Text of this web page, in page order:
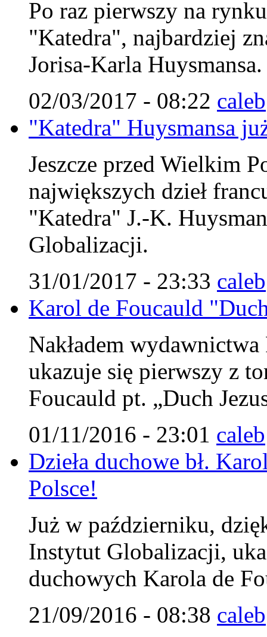
Po raz pierwszy na
"Katedra", najbardziej
Jorisa-Karla Huysmansa.
02/03/2017 - 08:22 caleb
"Katedra" Huysmansa
Jeszcze przed Wielkim
największych dzieł
"Katedra" J.-K.
Globalizacji.
31/01/2017 - 23:33 caleb
Karol de Foucauld
Nakładem
ukazuje się pierwszy z
Foucauld pt. „Duch
01/11/2016 - 23:01 caleb
Dzieła duchowe bł.
Polsce!
Już w październiku,
Instytut Globalizacji,
duchowych Karola de
21/09/2016 - 08:38 caleb